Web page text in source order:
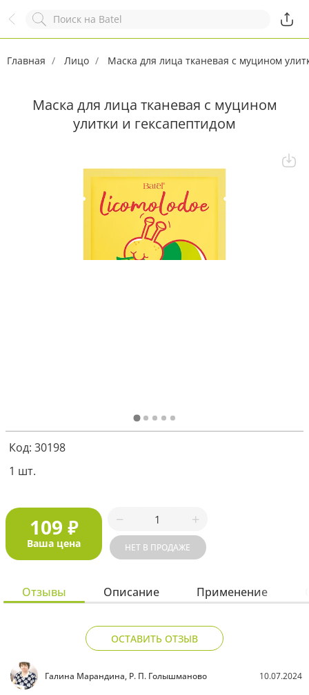
Назад
Главная Лицо Маска для лица тканевая с муцином
Маска для лица тканевая с муцином
улитки и гексапептидом
Код: 30198
1 шт.
109 ₽
Ваша цена НЕТ В ПРОДАЖЕ
Отзывы Описание Применение
ОСТАВИТЬ ОТЗЫВ
Галина Марандина, Р. П. Голышманово 10.07.2024
Появился вопрос?Заполните эту форму!
ОТПРАВИТЬ
МАКС
Для звонков по РФ
8-800-201-38-27